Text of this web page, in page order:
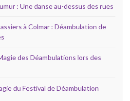
: Une danse au-dessus des rues
à Colmar : Déambulation de
des Déambulations lors des
du Festival de Déambulation